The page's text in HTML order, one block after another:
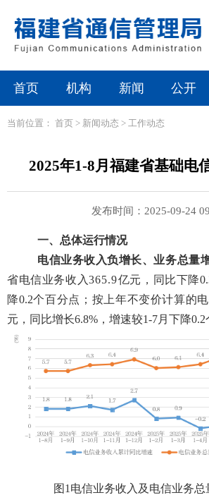
首页 机构 新闻 公开
当前位置： 首页 > 新闻动态 > 工作动态
2025年1-8月福建省基础电
发布时间：2025-09-24
一、总体运行情况
电信业务收入负增长、业务总量
省电信业务收入365.9亿元，同比下降
降0.2个百分点 ；按上年不变价计算的
元，同比增长6.8% ，增速较1-7月下降
图 1电信业务收入及电信业务总